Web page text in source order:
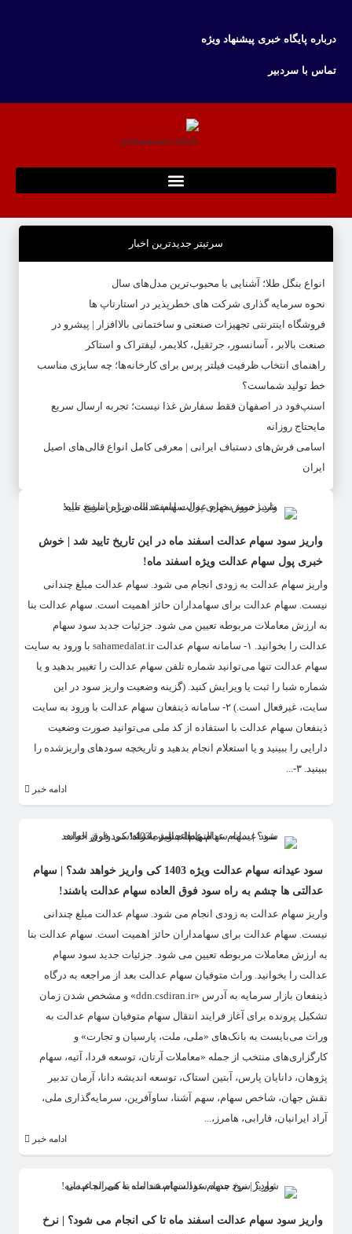
درباره پایگاه خبری پیشنهاد ویژه
تماس با سردبیر
سرتیتر جدیدترین اخبار
انواع بنگل طلا؛ آشنایی با محبوب‌ترین مدل‌های سال
نحوه سرمایه‌ گذاری شرکت‌ های خطرپذیر در استارتاپ ها
فروشگاه اینترنتی تجهیزات صنعتی و ساختمانی بالاافزار | پیشرو در
صنعت بالابر ، آسانسور، جرثقیل، کلایمر، لیفتراک و استاکر
راهنمای انتخاب ظرفیت فیلتر پرس برای کارخانه‌ها؛ چه سایزی مناسب
خط تولید شماست؟
اسنپ‌فود در اصفهان فقط سفارش غذا نیست؛ تجربه ارسال سریع
مایحتاج روزانه
اسامی فرش‌های دستباف ایرانی | معرفی کامل انواع قالی‌های اصیل
ایران
واریز سود سهام عدالت اسفند ماه در این تاریخ تایید شد | خوش
خبری پول سهام عدالت ویژه اسفند ماه!
واریز سهام عدالت به زودی انجام می شود. سهام عدالت مبلغ چندانی
نیست. سهام عدالت برای سهامداران حائز اهمیت است. سهام عدالت بنا
به ارزش معاملات مربوطه تعیین می شود. جزئیات جدید سود سهام
عدالت را بخوانید. ۱- سامانه سهام عدالت sahamedalat.ir با ورود به سایت
سهام عدالت تنها می‌توانید شماره تلفن سهام عدالت را تغییر بدهید و یا
شماره شبا را ثبت یا ویرایش کنید. (گزینه وضعیت واریز سود در این
سایت، غیرفعال است.) ۲- سامانه ذینفعان سهام عدالت با ورود به سایت
ذینفعان سهام عدالت با استفاده از کد ملی می‌توانید صورت وضعیت
دارایی را ببینید و یا استعلام انجام بدهید و تاریخچه سودهای واریزشده را
ببینید. ۳-...
ادامه خبر
سود عیدانه سهام عدالت ویژه 1403 کی واریز خواهد شد؟ | سهام
عدالتی ها چشم به راه سود فوق العاده سهام عدالت باشند!
واریز سهام عدالت به زودی انجام می شود. سهام عدالت مبلغ چندانی
نیست. سهام عدالت برای سهامداران حائز اهمیت است. سهام عدالت بنا
به ارزش معاملات مربوطه تعیین می شود. جزئیات جدید سود سهام
عدالت را بخوانید. وراث متوفیان سهام عدالت بعد از مراجعه به درگاه
ذینفعان بازار سرمایه به آدرس «ddn.csdiran.ir» و مشخص شدن زمان
تشکیل پرونده برای آغاز فرایند انتقال سهام متوفیان سهام عدالت به
وراث می‌بایست به بانک‌های «ملی، ملت، پارسیان و تجارت» و
کارگزاری‌های منتخب از جمله «معاملات آرتان، توسعه فردا، آتیه، سهام
پژوهان، دانایان پارس، آبتین استاک، توسعه اندیشه دانا، آرمان تدبیر
نقش جهان، شاخص سهام، سهم آشنا، ساوآفرین، سرمایه‌گذاری ملی،
آراد ایرانیان، فارابی، هامرز،...
ادامه خبر
واریز سود سهام عدالت اسفند ماه تا کی انجام می شود؟ | نرخ